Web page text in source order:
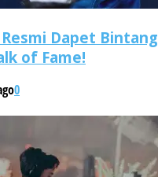
Dapet
of Fame!
0